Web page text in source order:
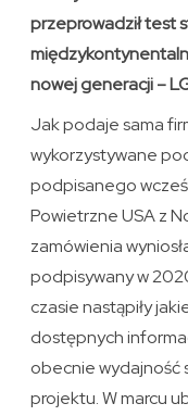
przeprowadził test
nowej generacji –
Jak podaje sama
wykorzystywane
podpisanego
Powietrzne USA z
zamówienia
podpisywany w
czasie nastąpiły
dostępnych
obecnie wydajność
projektu. W marcu